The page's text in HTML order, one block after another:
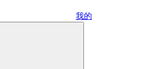
我的